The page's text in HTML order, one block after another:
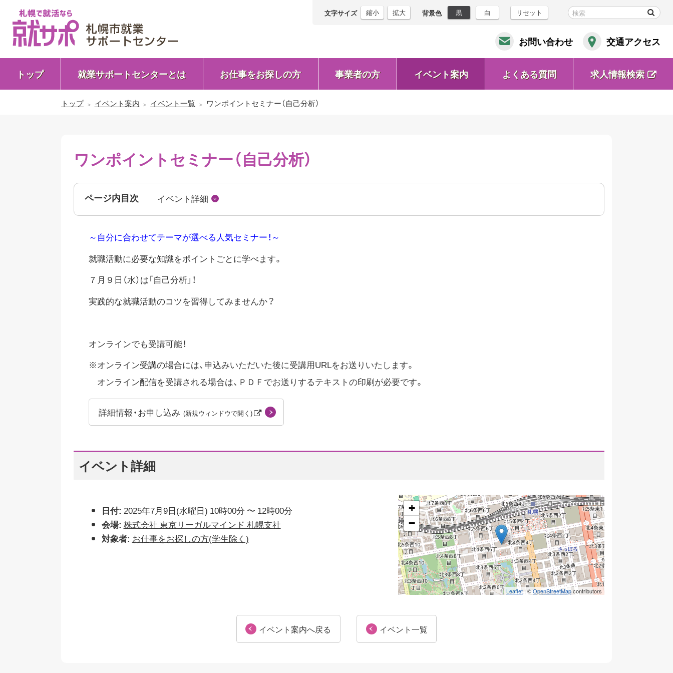
文字サイズ 縮小 拡大 背景色 黒 白 リセット
お問い合わせ 交通アクセス
トップ 就業サポートセンターとは お仕事をお探しの方 事業者の方 イベント案内 よくある質問
求人情報検索
(新
トップ イベント案内 イベント一覧 ワンポイントセミナー（自己分析）
ワンポイントセミナー（自己分析）
ページ内目次 イベント詳細
～自分に合わせてテーマが選べる人気セミナー！～
就職活動に必要な知識をポイントごとに学べます。
７月９日（水）は「自己分析」！
実践的な就職活動のコツを習得してみませんか？
オンラインでも受講可能！
※オンライン受講の場合には、申込みいただいた後に受講用URLをお送りいたします。
オンライン配信を受講される場合は、ＰＤＦでお送りするテキストの印刷が必要です。
詳細情報・お申し込み (新規ウィンドウで開く)
イベント詳細
日付: 2025年7月9日(水曜日) 10時00分 〜 12時00分
会場: 株式会社 東京リーガルマインド 札幌支社
対象者: お仕事をお探しの方(学生除く)
+
−
Leaflet| ©OpenStreetMapcontributors
イベント案内へ戻る イベント一覧